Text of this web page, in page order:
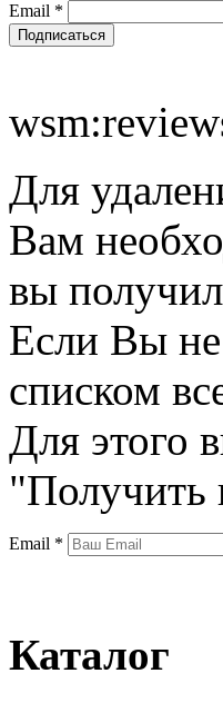
Email *
Для
Вам
вы
Если Вы не
списком
Для этого
"Получить
Email *
Каталог